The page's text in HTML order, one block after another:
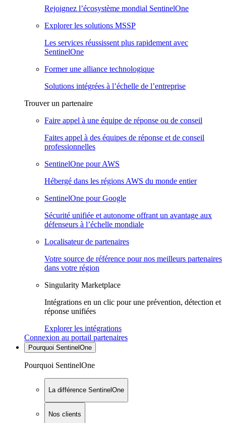
Rejoignez l’écosystème mondial SentinelOne
Explorer les solutions MSSP
Les services réussissent plus rapidement avec
SentinelOne
Former une alliance technologique
Solutions intégrées à l’échelle de l’entreprise
Trouver un partenaire
Faire appel à une équipe de réponse ou de conseil
Faites appel à des équipes de réponse et de conseil
professionnelles
SentinelOne pour AWS
Hébergé dans les régions AWS du monde entier
SentinelOne pour Google
Sécurité unifiée et autonome offrant un avantage aux
défenseurs à l’échelle mondiale
Localisateur de partenaires
Votre source de référence pour nos meilleurs partenaires
dans votre région
Singularity Marketplace
Intégrations en un clic pour une prévention, détection et
réponse unifiées
Explorer les intégrations
Connexion au portail partenaires
Pourquoi SentinelOne
Pourquoi SentinelOne
La différence SentinelOne
Nos clients